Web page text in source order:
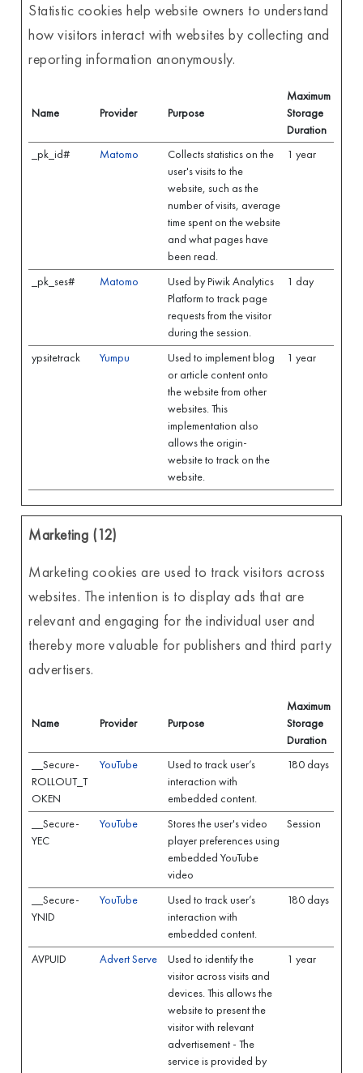
Statistic cookies help website owners to understand
how visitors interact with websites by collecting and
reporting information anonymously.
Name Provider Purpose
Maximum
Storage
Duration
_pk_id#
Matomo
Collects statistics on the
user's visits to the
website, such as the
number of visits, average
time spent on the website
and what pages have
been read.
1 year
_pk_ses# Matomo
Used by Piwik Analytics
Platform to track page
requests from the visitor
during the session.
1 day
ypsitetrack Yumpu
Used to implement blog
or article content onto
the website from other
websites. This
implementation also
allows the origin-
website to track on the
website.
1 year
Marketing (12)
Marketing cookies are used to track visitors across
websites. The intention is to display ads that are
relevant and engaging for the individual user and
thereby more valuable for publishers and third party
advertisers.
Name Provider Purpose
Maximum
Storage
Duration
__Secure-
ROLLOUT_T
OKEN
YouTube
Used to track user’s
interaction with
embedded content.
180 days
__Secure-
YEC
YouTube
Stores the user's video
player preferences using
embedded YouTube
video
Session
__Secure-
YNID
YouTube
Used to track user’s
interaction with
embedded content.
180 days
AVPUID Advert Serve
Used to identify the
visitor across visits and
devices. This allows the
website to present the
visitor with relevant
advertisement - The
service is provided by
1 year